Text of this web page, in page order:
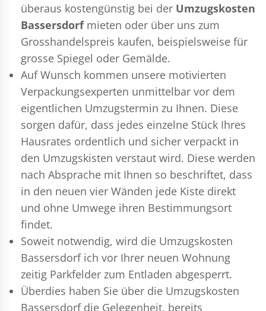
überaus kostengünstig bei der Umzugskosten
Bassersdorfmieten oder über uns zum
Grosshandelspreis kaufen, beispielsweise für
grosse Spiegel oder Gemälde.
Auf Wunsch kommen unsere motivierten
Verpackungsexperten unmittelbar vor dem
eigentlichen Umzugstermin zu Ihnen. Diese
sorgen dafür, dass jedes einzelne Stück Ihres
Hausrates ordentlich und sicher verpackt in
den Umzugskisten verstaut wird. Diese werden
nach Absprache mit Ihnen so beschriftet, dass
in den neuen vier Wänden jede Kiste direkt
und ohne Umwege ihren Bestimmungsort
findet.
Soweit notwendig, wird die Umzugskosten
Bassersdorf ich vor Ihrer neuen Wohnung
zeitig Parkfelder zum Entladen abgesperrt.
Überdies haben Sie über die Umzugskosten
Bassersdorf die Gelegenheit, bereits